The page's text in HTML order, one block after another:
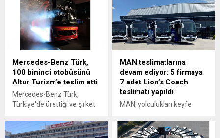
toplu teslimatlarına devam
ediyor. 2024’ün ilk büyük
teslimatı ise Türkiye’nin
personel taşımacılığı
alanındaki lider firması
yatırımında MAN’ı tercih
eden ALTUR, filosunu 35
adet ‘Sustainable Bus
Award – Sürdürülebilir
Otobüs Ödülü (Sby Award...
Travego’yu 2022 yılında özel
bir törenle filosuna ekleyen
Altur Turizm, yıldız
transferine devam ediyor.
Personel taşımacılığı
öncü şirketlerinden biri olan
Altur Turizm, son olarak 23
adet Mercedes-Benz
Tourismo 15 2+2’yi daha
araç parkına ekledi.
işlemleri gerçekleştirilen
araçlar için...
Mercedes-Benz Türk,
100 bininci otobüsünü
Altur Turizm’e teslim etti
Mercedes-Benz Türk,
Türkiye'de ürettiği ve şirket
noktasını temsil eden 100
bininci otobüsünü Altur
MAN teslimatlarına
devam ediyor: 5 firmaya
7 adet Lion’s Coach
teslimatı yapıldı
MAN, yolculukları keyfe
Lion’s Coach ile işletmelerin
gözdesi olmaya devam